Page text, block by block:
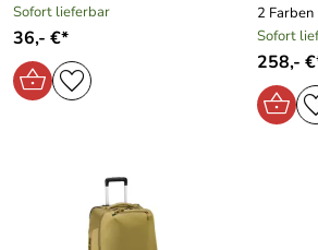
Sofort lieferbar
36,- €*
2 Farben
Sofort
258,-